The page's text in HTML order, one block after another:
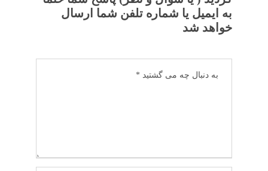
به ایمیل یا شماره تلفن شما ارسال
خواهد شد